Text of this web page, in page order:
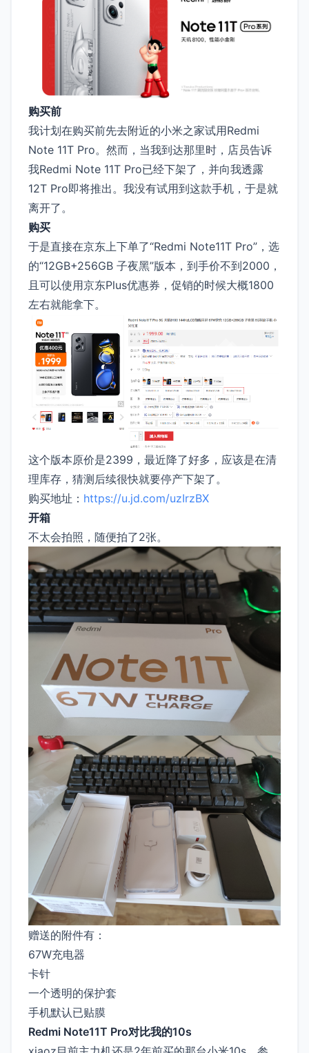
购买前
我计划在购买前先去附近的小米之家试用Redmi
Note 11T Pro。然而，当我到达那里时，店员告诉
我Redmi Note 11T Pro已经下架了，并向我透露
12T Pro即将推出。我没有试用到这款手机，于是就
离开了。
购买
于是直接在京东上下单了“Redmi Note11T Pro”，选
的“12GB+256GB 子夜黑”版本，到手价不到2000，
且可以使用京东Plus优惠券，促销的时候大概1800
左右就能拿下。
这个版本原价是2399，最近降了好多，应该是在清
理库存，猜测后续很快就要停产下架了。
购买地址： https://u.jd.com/uzIrzBX
开箱
不太会拍照，随便拍了2张。
赠送的附件有：
67W充电器
卡针
一个透明的保护套
手机默认已贴膜
Redmi Note11T Pro对比我的10s